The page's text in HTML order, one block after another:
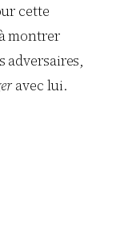
cette
montrer
adversaires,
avec lui.